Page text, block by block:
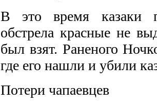
В это время казаки
обстрела красные не
был взят. Раненого
где его нашли и убили
Потери чапаевцев